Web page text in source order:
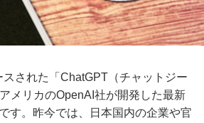
された「ChatGPT（チャットジー
メリカのOpenAI社が開発した最新
す。昨今では、日本国内の企業や官